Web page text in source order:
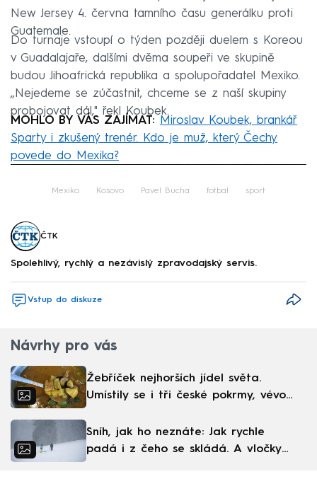
New Jersey 4. června tamního času generálku proti
Guatemale.
Do turnaje vstoupí o týden později duelem s Koreou
v Guadalajaře, dalšími dvěma soupeři ve skupině
budou Jihoafrická republika a spolupořadatel Mexiko.
„Nejedeme se zúčastnit, chceme se z naší skupiny
probojovat dál," řekl Koubek.
MOHLO BY VÁS ZAJÍMAT:
Miroslav Koubek, brankář
Sparty i zkušený trenér. Kdo je muž, který Čechy
povede do Mexika?
Mexiko Kosovo Pavel Bucha fotbal sport
ČTK
Spolehlivý, rychlý a nezávislý zpravodajský servis.
Vstup do diskuze
Návrhy pro vás
Žebříček nejhorších jídel světa.
Umístily se i tři české pokrmy, vévodí
Sníh, jak ho neznáte: Jak rychle
padá i z čeho se skládá. A vločky